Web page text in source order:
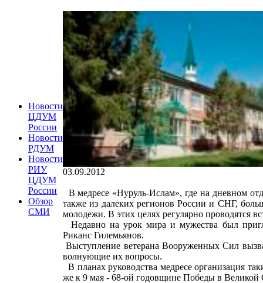
Новости
ЦДУМ
России
Новости
РДУМ
Новости
РИУ
ЦДУМ
России
Обзор
СМИ
03.09.2012
В медресе «Нуруль-Ислам», где на дневном
также из далеких регионов России и СНГ,
молодежи. В этих целях регулярно проводятся
Недавно на урок мира и мужества был
Риканс Гилемьянов.
Выступление ветерана Вооруженных Сил
волнующие их вопросы.
В планах руководства медресе организация
же к 9 мая - 68-ой годовщине Победы в Великой